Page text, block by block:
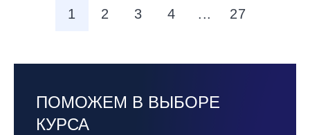
1 2 3 4 ... 27
ПОМОЖЕМ В ВЫБОРЕ
КУРСА